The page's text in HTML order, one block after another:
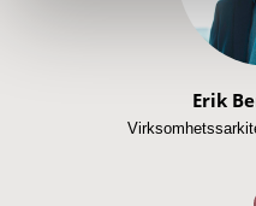
Erik